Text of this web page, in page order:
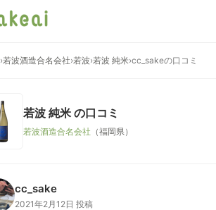
›若波酒造合名会社›若波›若波 純米›cc_sakeの口コミ
若波 純米 の口コミ
若波酒造合名会社 （福岡県）
cc_sake
2021年2月12日 投稿